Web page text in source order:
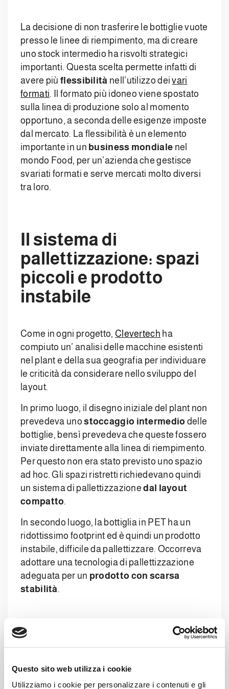
Questo sito web utilizza i cookie
Utilizziamo i cookie per personalizzare i contenuti e gli
La decisione di non trasferire le bottiglie vuote
presso le linee di riempimento, ma di creare
uno stock intermedio ha risvolti strategici
importanti. Questa scelta permette infatti di
avere piùflessibilità nell’utilizzo deivari
formati. Il formato più idoneo viene spostato
sulla linea di produzione solo al momento
opportuno, a seconda delle esigenze imposte
dal mercato. La flessibilità è un elemento
importante in un business mondiale nel
mondo Food, per un’azienda che gestisce
svariati formati e serve mercati molto diversi
tra loro.
Il sistema di
pallettizzazione: spazi
piccoli e prodotto
instabile
Come in ogni progetto, Clevertech ha
compiuto un’ analisi delle macchine esistenti
nel plant e della sua geografia per individuare
le criticità da considerare nello sviluppo del
layout.
In primo luogo, il disegno iniziale del plant non
prevedeva unostoccaggio intermedio delle
bottiglie, bensì prevedeva che queste fossero
inviate direttamente alla linea di riempimento.
Per questo non era stato previsto uno spazio
ad hoc. Gli spazi ristretti richiedevano quindi
un sistema di pallettizzazione dal layout
compatto.
In secondo luogo, la bottiglia in PET ha un
ridottissimo footprint ed è quindi un prodotto
instabile, difficile da pallettizzare. Occorreva
adottare una tecnologia di pallettizzazione
adeguata per un prodotto con scarsa
stabilità.
Disegnare, costruire,